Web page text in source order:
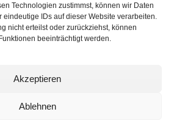
Technologien zustimmst, können wir Daten
IDs auf dieser Website verarbeiten.
nicht erteilst oder zurückziehst, können
beeinträchtigt werden.
Akzeptieren
Ablehnen
Media | Artist